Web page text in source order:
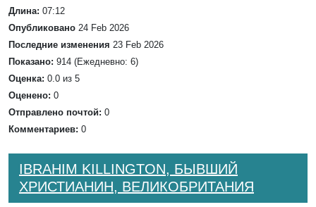
Длина: 07:12
Опубликовано 24 Feb 2026
Последние изменения 23 Feb 2026
Показано: 914 (Ежедневно: 6)
Оценка: 0.0 из 5
Оценено: 0
Отправлено почтой: 0
Комментариев: 0
IBRAHIM KILLINGTON, БЫВШИЙ
ХРИСТИАНИН, ВЕЛИКОБРИТАНИЯ